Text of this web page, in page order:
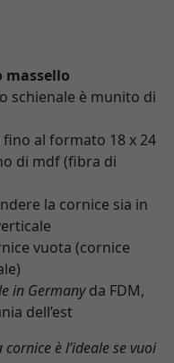
massello
schienale è munito di
al formato 18 x 24
di mdf (fibra di
la cornice sia in
vuota (cornice
in Germanyda FDM,
dell’est
cornice è l’ideale se vuoi